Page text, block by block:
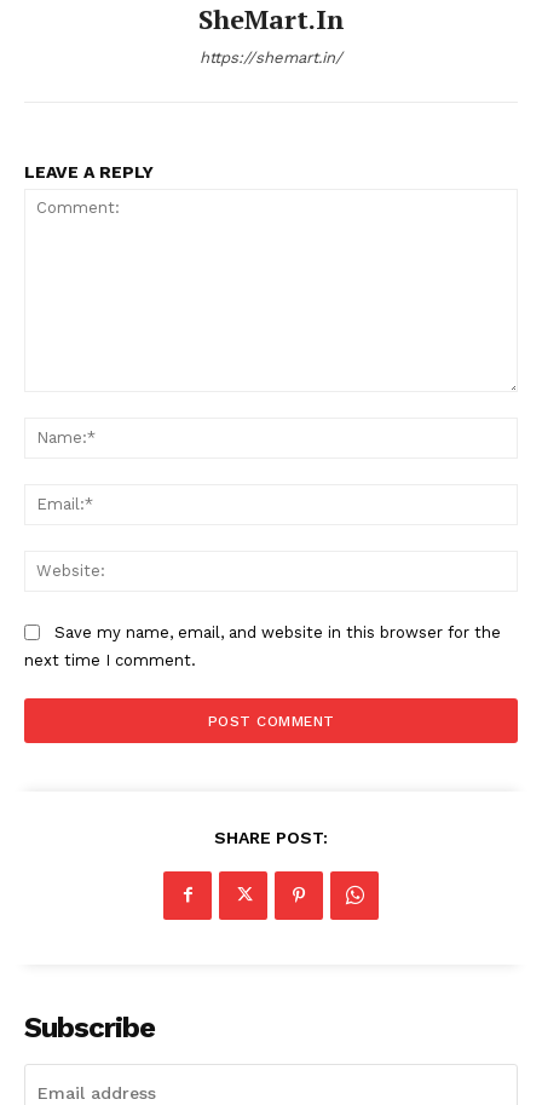
SheMart.in
https://shemart.in/
LEAVE A REPLY
Save my name, email, and website in this browser for the
next time I comment.
SHARE POST:
Subscribe